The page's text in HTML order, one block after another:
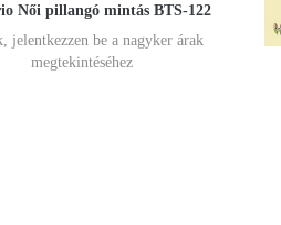
Női pillangó mintás BTS-122
jelentkezzen be a nagyker árak
megtekintéséhez